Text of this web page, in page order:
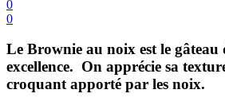
0
0
Le Brownie au noix est le
excellence. On apprécie sa
croquant apporté par les noix.